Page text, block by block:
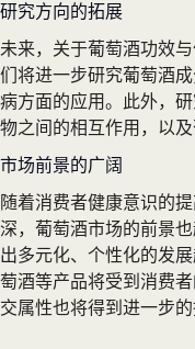
研究方向的拓展
未来，关于葡萄酒功效
们将进一步研究葡萄酒
病方面的应用。此外，
物之间的相互作用，以
市场前景的广阔
随着消费者健康意识的
深，葡萄酒市场的前景
出多元化、个性化的发
萄酒等产品将受到消费
交属性也将得到进一步的